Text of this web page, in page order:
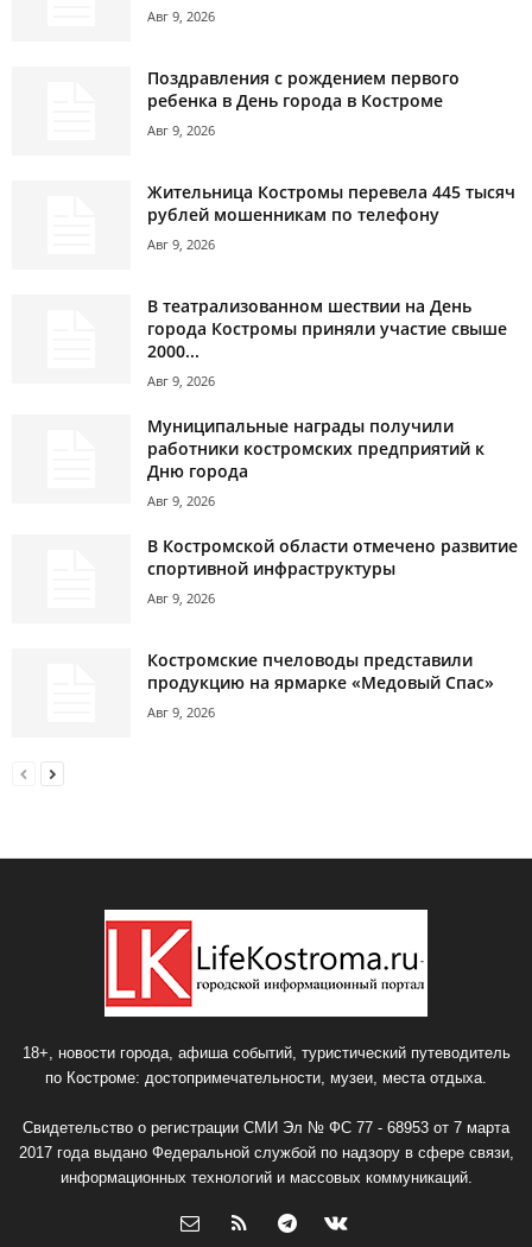
Авг 9, 2026
Поздравления с рождением первого
ребенка в День города в Костроме
Авг 9, 2026
Жительница Костромы перевела 445 тысяч
рублей мошенникам по телефону
Авг 9, 2026
В театрализованном шествии на День
города Костромы приняли участие свыше
2000...
Авг 9, 2026
Муниципальные награды получили
работники костромских предприятий к
Дню города
Авг 9, 2026
В Костромской области отмечено развитие
спортивной инфраструктуры
Авг 9, 2026
Костромские пчеловоды представили
продукцию на ярмарке «Медовый Спас»
Авг 9, 2026
18+, новости города, афиша событий, туристический путеводитель
по Костроме: достопримечательности, музеи, места отдыха.
Свидетельство о регистрации СМИ Эл № ФС 77 - 68953 от 7 марта
2017 года выдано Федеральной службой по надзору в сфере связи,
информационных технологий и массовых коммуникаций.